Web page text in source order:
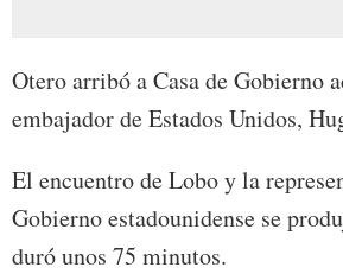
Otero arribó a Casa de Gobierno
embajador de Estados Unidos,
El encuentro de Lobo y la
Gobierno estadounidense se
duró unos 75 minutos.